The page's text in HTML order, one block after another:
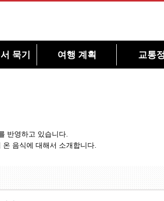
묵기 여행 계획 교통
반영하고 있습니다.
음식에 대해서 소개합니다.